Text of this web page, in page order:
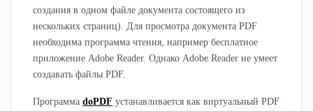
создания в одном файле документа состоящего из
нескольких страниц). Для просмотра документа PDF
необходима программа чтения, например бесплатное
приложение Adobe Reader. Однако Adobe Reader не умеет
создавать файлы PDF.
ПрограммаdoPDF устанавливается как виртуальный PDF